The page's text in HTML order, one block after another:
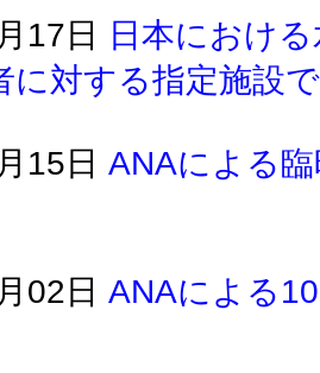
17日
日本におけ
に対する指定施設
15日 ANAによる
02日 ANAによる